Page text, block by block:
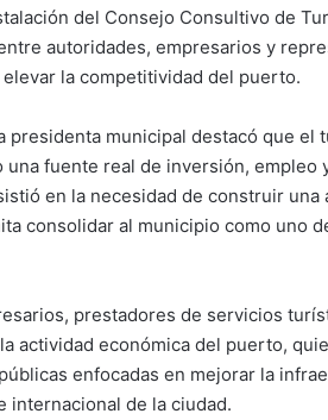
del Consejo Consultivo de
autoridades, empresarios y
la competitividad del puerto.
presidenta municipal destacó que el
fuente real de inversión, empleo
en la necesidad de construir una
consolidar al municipio como uno
prestadores de servicios
actividad económica del puerto,
enfocadas en mejorar la
internacional de la ciudad.